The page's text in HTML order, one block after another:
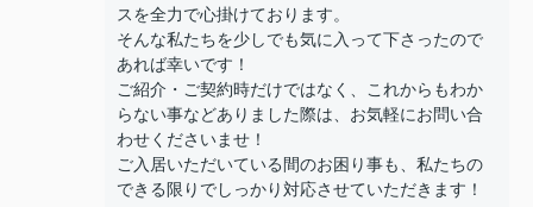
スを全力で心掛けております。
そんな私たちを少しでも気に入って下さったので
あれば幸いです！
ご紹介・ご契約時だけではなく、これからもわか
らない事などありました際は、お気軽にお問い合
わせくださいませ！
ご入居いただいている間のお困り事も、私たちの
できる限りでしっかり対応させていただきます！